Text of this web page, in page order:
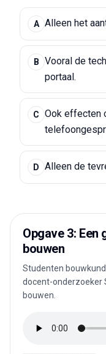
A Alleen het
B
Vooral de
portaal.
C
Ook effecten
D Alleen de
Opgave 3:
bouwen
Studenten
docent-onderzoeker
bouwen.